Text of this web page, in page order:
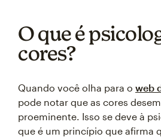
O que é
cores?
Quando você olha para o web
pode notar que as cores
proeminente. Isso se deve à
que é um princípio que afirma